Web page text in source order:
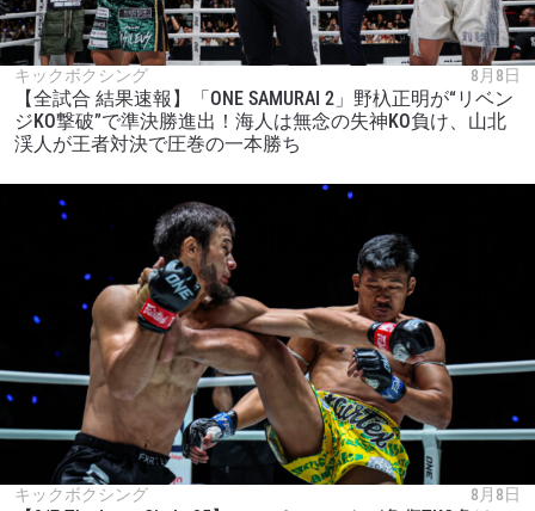
キックボクシング 8月8日
【全試合 結果速報】「ONE SAMURAI 2」野杁正明が“リベン
ジKO撃破”で準決勝進出！海人は無念の失神KO負け、山北
渓人が王者対決で圧巻の一本勝ち
キックボクシング 8月8日